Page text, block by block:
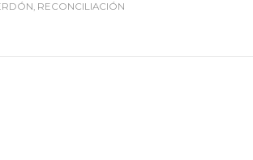
, RECONCILIACIÓN